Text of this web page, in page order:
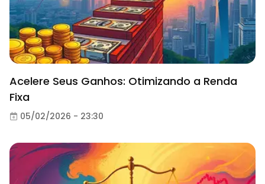
Acelere Seus Ganhos: Otimizando a Renda
Fixa
05/02/2026 - 23:30